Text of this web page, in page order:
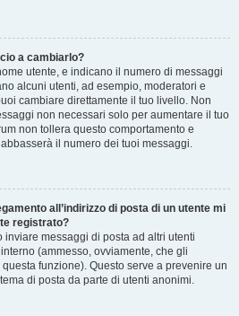
a cambiarlo?
utente, e indicano il numero di messaggi
alcuni utenti, ad esempio, moderatori e
cambiare direttamente il tuo livello. Non
non necessari solo per aumentare il tuo
non tollera questo comportamento e
il numero dei tuoi messaggi.
all’indirizzo di posta di un utente mi
registrato?
messaggi di posta ad altri utenti
(ammesso, ovviamente, che gli
funzione). Questo serve a prevenire un
di posta da parte di utenti anonimi.